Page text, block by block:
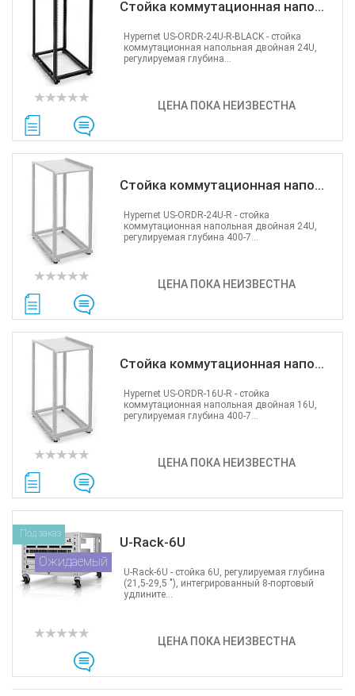
Стойка коммутационная напо...
ЦЕНА ПОКА НЕИЗВЕСТНА
Hypernet US-ORDR-24U-R-BLACK - cтойка
коммутационная напольная двойная 24U,
регулируемая глубина...
Стойка коммутационная напо...
ЦЕНА ПОКА НЕИЗВЕСТНА
Hypernet US-ORDR-24U-R - cтойка
коммутационная напольная двойная 24U,
регулируемая глубина 400-7...
Стойка коммутационная напо...
ЦЕНА ПОКА НЕИЗВЕСТНА
Hypernet US-ORDR-16U-R - cтойка
коммутационная напольная двойная 16U,
регулируемая глубина 400-7...
U-Rack-6U
Под заказ
Ожидаемый
ЦЕНА ПОКА НЕИЗВЕСТНА
U-Rack-6U - стойка 6U, регулируемая глубина
(21,5-29,5 "), интегрированный 8-портовый
удлините...